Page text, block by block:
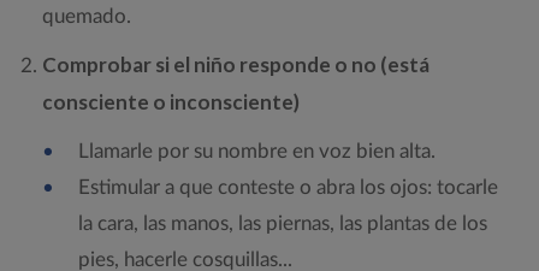
quemado.
Comprobar si el niño responde o no (está
consciente o inconsciente)
Llamarle por su nombre en voz bien alta.
Estimular a que conteste o abra los ojos: tocarle
la cara, las manos, las piernas, las plantas de los
pies, hacerle cosquillas...